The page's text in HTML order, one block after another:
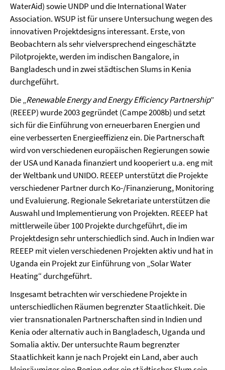
WaterAid) sowie UNDP und die International Water
Association. WSUP ist für unsere Untersuchung wegen des
innovativen Projektdesigns interessant. Erste, von
Beobachtern als sehr vielversprechend eingeschätzte
Pilotprojekte, werden im indischen Bangalore, in
Bangladesch und in zwei städtischen Slums in Kenia
durchgeführt.
Die „Renewable Energy and Energy Efficiency Partnership”
(REEEP) wurde 2003 gegründet (Campe 2008b) und setzt
sich für die Einführung von erneuerbaren Energien und
eine verbesserten Energieeffizienz ein. Die Partnerschaft
wird von verschiedenen europäischen Regierungen sowie
der USA und Kanada finanziert und kooperiert u.a. eng mit
der Weltbank und UNIDO. REEEP unterstützt die Projekte
verschiedener Partner durch Ko-/Finanzierung, Monitoring
und Evaluierung. Regionale Sekretariate unterstützen die
Auswahl und Implementierung von Projekten. REEEP hat
mittlerweile über 100 Projekte durchgeführt, die im
Projektdesign sehr unterschiedlich sind. Auch in Indien war
REEEP mit vielen verschiedenen Projekten aktiv und hat in
Uganda ein Projekt zur Einführung von „Solar Water
Heating“ durchgeführt.
Insgesamt betrachten wir verschiedene Projekte in
unterschiedlichen Räumen begrenzter Staatlichkeit. Die
vier transnationalen Partnerschaften sind in Indien und
Kenia oder alternativ auch in Bangladesch, Uganda und
Somalia aktiv. Der untersuchte Raum begrenzter
Staatlichkeit kann je nach Projekt ein Land, aber auch